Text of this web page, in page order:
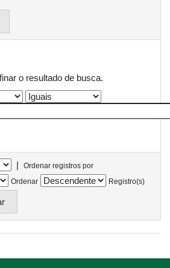
o resultado de busca.
|
Ordenar registros por
Ordenar
Registro(s)